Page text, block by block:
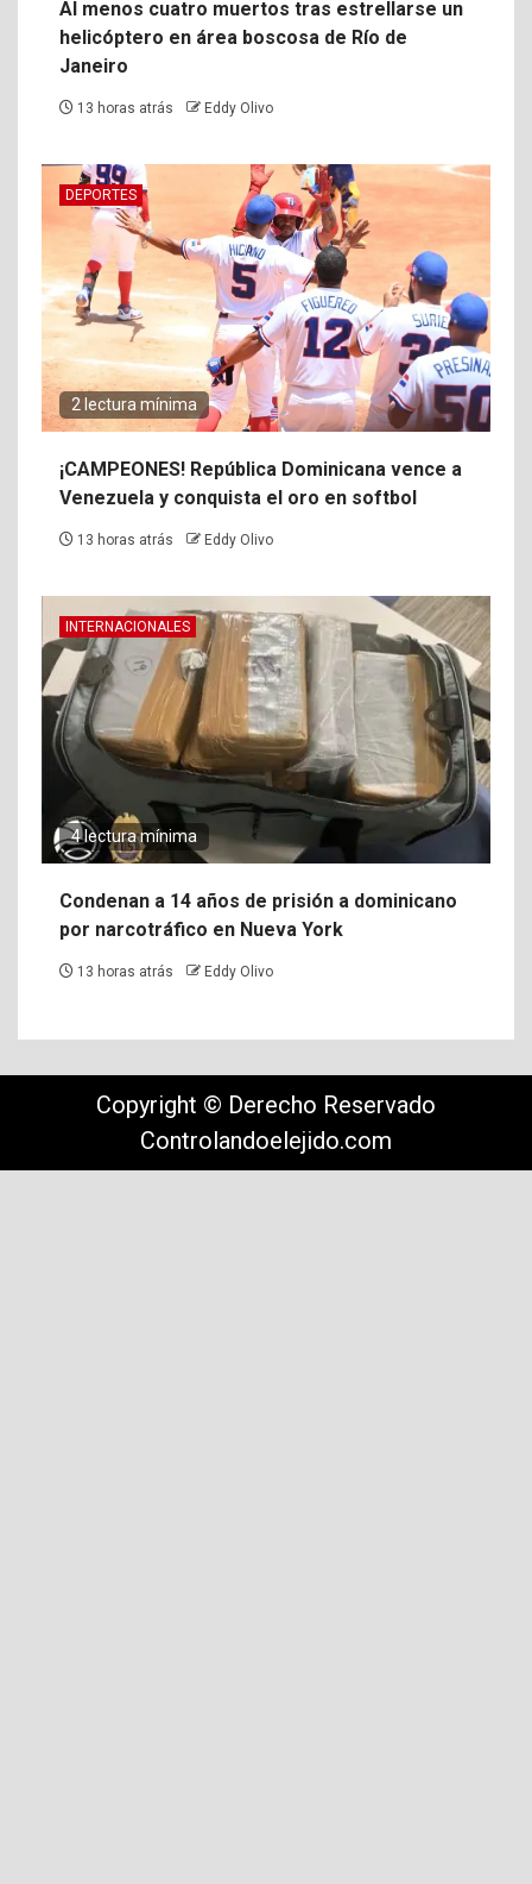
Al menos cuatro muertos tras estrellarse un
helicóptero en área boscosa de Río de
Janeiro
13 horas atrás Eddy Olivo
DEPORTES
2 lectura mínima
¡CAMPEONES! República Dominicana vence a
Venezuela y conquista el oro en softbol
13 horas atrás Eddy Olivo
INTERNACIONALES
4 lectura mínima
Condenan a 14 años de prisión a dominicano
por narcotráfico en Nueva York
13 horas atrás Eddy Olivo
Copyright © Derecho Reservado
Controlandoelejido.com